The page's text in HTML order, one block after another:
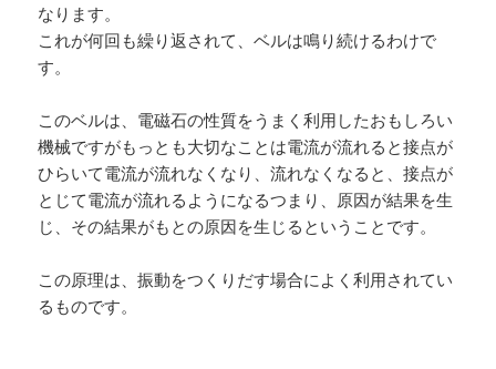
なります。
これが何回も繰り返されて、ベルは鳴り続けるわけで
す。
このベルは、電磁石の性質をうまく利用したおもしろい
機械ですがもっとも大切なことは電流が流れると接点が
ひらいて電流が流れなくなり、流れなくなると、接点が
とじて電流が流れるようになるつまり、原因が結果を生
じ、その結果がもとの原因を生じるということです。
この原理は、振動をつくりだす場合によく利用されてい
るものです。